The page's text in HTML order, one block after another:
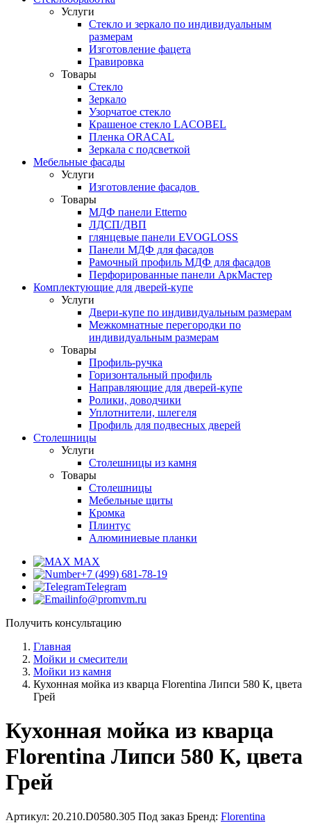
Услуги
Стекло и зеркало по индивидуальным
размерам
Изготовление фацета
Гравировка
Товары
Стекло
Зеркало
Узорчатое стекло
Крашеное стекло LACOBEL
Пленка ORACAL
Зеркала с подсветкой
Мебельные фасады
Услуги
Изготовление фасадов
Товары
МДФ панели Etterno
ЛДСП/ДВП
глянцевые панели EVOGLOSS
Панели МДФ для фасадов
Рамочный профиль МДФ для фасадов
Перфорированные панели АркМастер
Комплектующие для дверей-купе
Услуги
Двери-купе по индивидуальным размерам
Межкомнатные перегородки по
индивидуальным размерам
Товары
Профиль-ручка
Горизонтальный профиль
Направляющие для дверей-купе
Ролики, доводчики
Уплотнители, шлегеля
Профиль для подвесных дверей
Столешницы
Услуги
Столешницы из камня
Товары
Столешницы
Мебельные щиты
Кромка
Плинтус
Алюминиевые планки
MAX
+7 (499) 681-78-19
Telegram
info@promvm.ru
Получить консультацию
Главная
Мойки и смесители
Мойки из камня
Кухонная мойка из кварца Florentina Липси 580 К, цвета
Грей
Кухонная мойка из кварца
Florentina Липси 580 К, цвета
Грей
Артикул: 20.210.D0580.305 Под заказ Бренд: Florentina